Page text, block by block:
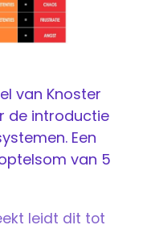
van Knoster
de introductie
Een
van 5
leidt dit tot